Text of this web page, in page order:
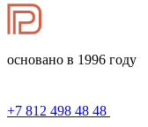
основано в 1996 году
+7 812 498 48 48